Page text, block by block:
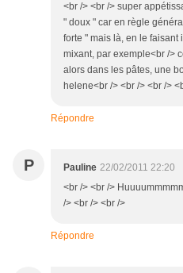
<br /> <br /> super
" doux " car en règle
forte " mais là, en le faisant
mixant, par exemple<br />
alors dans les pâtes, une
helene<br /> <br /> <br />
Répondre
P Pauline 22/02/2011 22:20
<br /> <br />
/> <br /> <br />
Répondre